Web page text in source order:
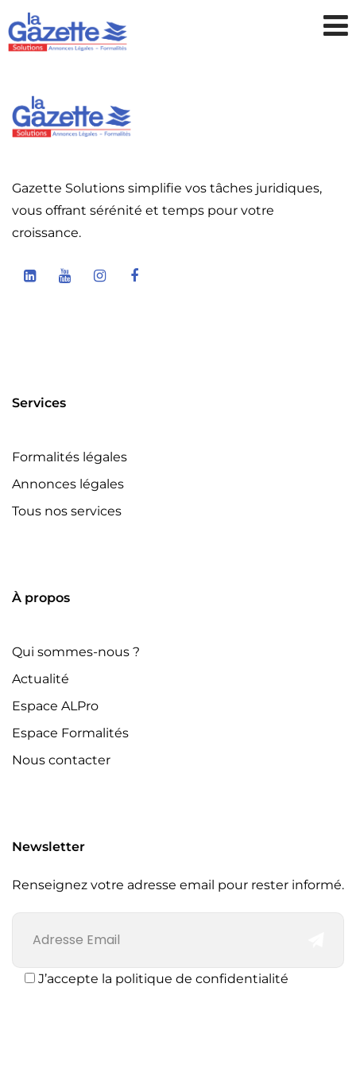
Gazette Solutions simplifie vos tâches juridiques,
vous offrant sérénité et temps pour votre
croissance.
Services
Formalités légales
Annonces légales
Tous nos services
À propos
Qui sommes-nous ?
Actualité
Espace ALPro
Espace Formalités
Nous contacter
Newsletter
Renseignez votre adresse email pour rester informé.
J’accepte la politique de confidentialité